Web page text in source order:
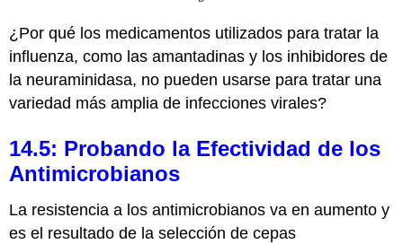
¿Por qué los medicamentos utilizados para tratar la
influenza, como las amantadinas y los inhibidores de
la neuraminidasa, no pueden usarse para tratar una
variedad más amplia de infecciones virales?
14.5: Probando la Efectividad de los
Antimicrobianos
La resistencia a los antimicrobianos va en aumento y
es el resultado de la selección de cepas